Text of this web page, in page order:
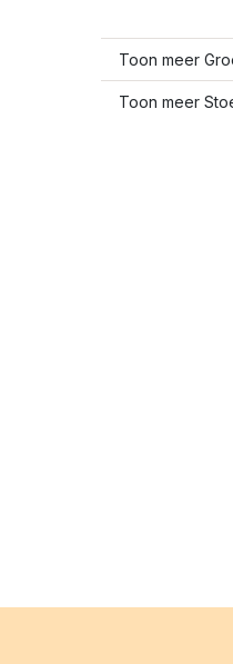
Toon meer
Toon meer